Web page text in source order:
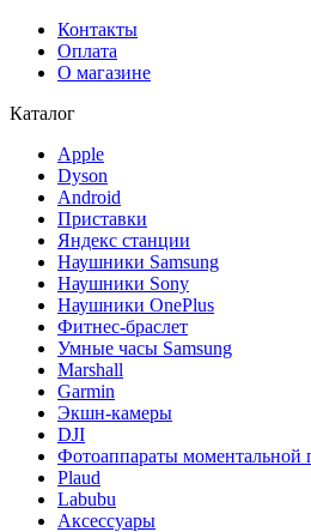
Контакты
Оплата
О магазине
Каталог
Apple
Dyson
Android
Приставки
Яндекс станции
Наушники Samsung
Наушники Sony
Наушники OnePlus
Фитнес-браслет
Умные часы Samsung
Marshall
Garmin
Экшн-камеры
DJI
Фотоаппараты моментальной
Plaud
Labubu
Аксессуары